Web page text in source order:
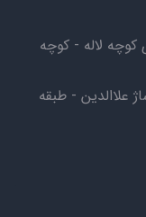
کوچه لاله - کوچه
علاالدین - طبقه